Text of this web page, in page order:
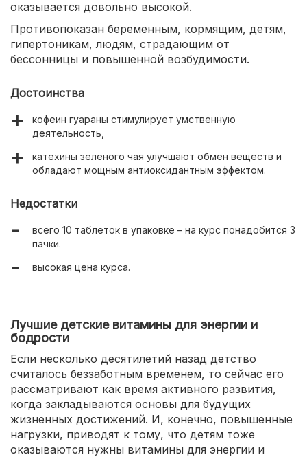
оказывается довольно высокой.
Противопоказан беременным, кормящим, детям,
гипертоникам, людям, страдающим от
бессонницы и повышенной возбудимости.
Достоинства
кофеин гуараны стимулирует умственную
деятельность,
катехины зеленого чая улучшают обмен веществ и
обладают мощным антиоксидантным эффектом.
Недостатки
всего 10 таблеток в упаковке – на курс понадобится 3
пачки.
высокая цена курса.
Лучшие детские витамины для энергии и
бодрости
Если несколько десятилетий назад детство
считалось беззаботным временем, то сейчас его
рассматривают как время активного развития,
когда закладываются основы для будущих
жизненных достижений. И, конечно, повышенные
нагрузки, приводят к тому, что детям тоже
оказываются нужны витамины для энергии и